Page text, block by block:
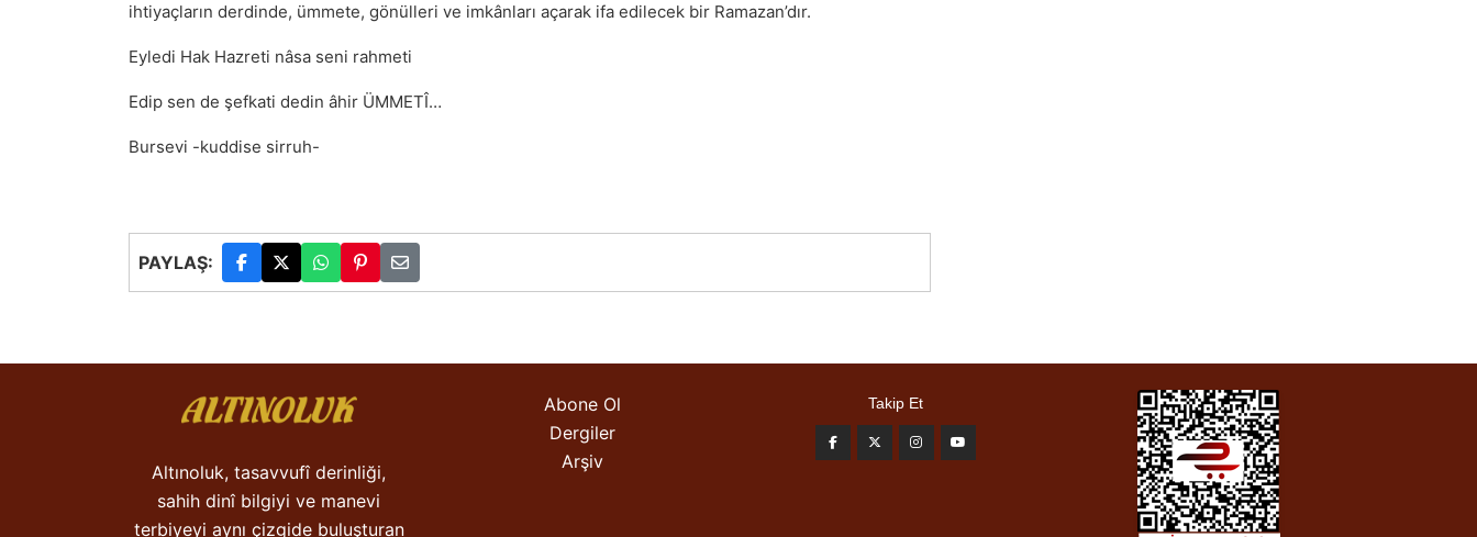
ihtiyaçların derdinde, ümmete, gönülleri ve imkânları açarak ifa edilecek bir Ramazan’dır.
Eyledi Hak Hazreti nâsa seni rahmeti
Edip sen de şefkati dedin âhir ÜMMETÎ…
Bursevi -kuddise sirruh-
PAYLAŞ:
Altınoluk, tasavvufî derinliği,
sahih dinî bilgiyi ve manevi
terbiyeyi aynı çizgide buluşturan
Abone Ol
Dergiler
Arşiv
Takip Et